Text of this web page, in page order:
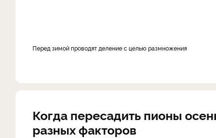
Перед зимой проводят деление с целью размножения
Когда пересадить пионы
разных факторов